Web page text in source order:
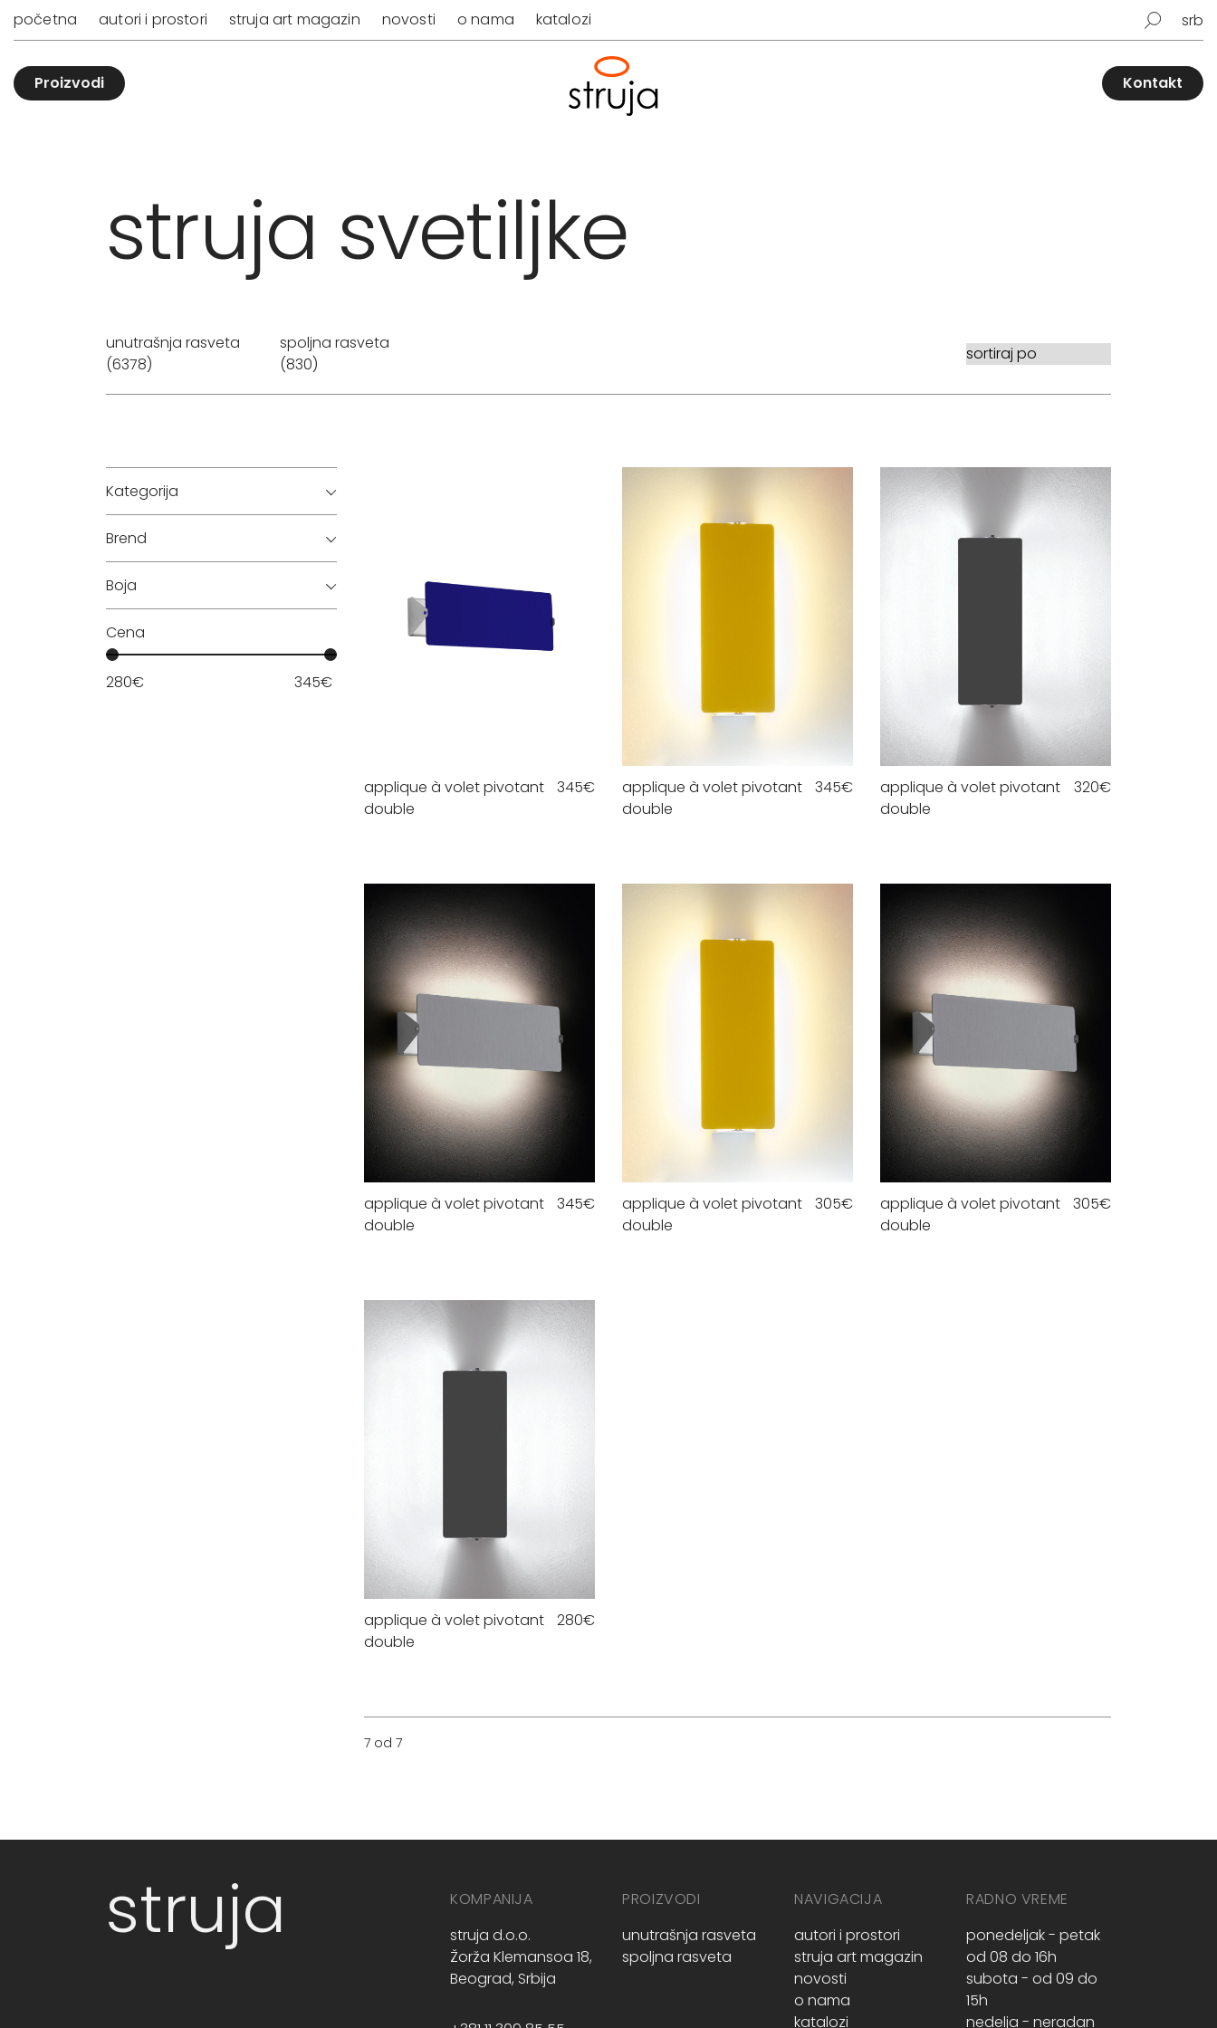
početna autori i prostori struja art magazin novosti o nama katalozi srb
Proizvodi Kontakt
struja svetiljke
unutrašnja rasveta
(6378)
spoljna rasveta
(830)
Kategorija
Brend
Boja
Cena
280€ 345€
applique à volet pivotant
double
345€
applique à volet pivotant
double
345€
applique à volet pivotant
double
320€
applique à volet pivotant
double
345€
applique à volet pivotant
double
305€
applique à volet pivotant
double
305€
applique à volet pivotant
double
280€
7 od 7
struja
KOMPANIJA
struja d.o.o.
Žorža Klemansoa 18,
Beograd, Srbija
PROIZVODI
unutrašnja rasveta
spoljna rasveta
NAVIGACIJA
autori i prostori
struja art magazin
novosti
o nama
katalozi
RADNO VREME
ponedeljak - petak
od 08 do 16h
subota - od 09 do
15h
nedelja - neradan